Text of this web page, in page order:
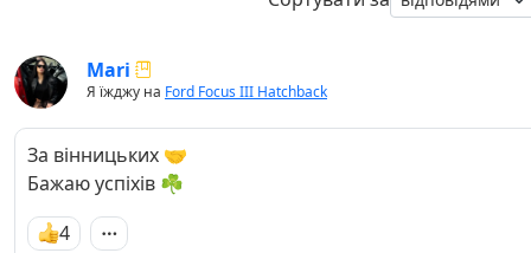
Mari
Я їжджу на Ford Focus III Hatchback
За вінницьких 🤝
Бажаю успіхів ☘️
4